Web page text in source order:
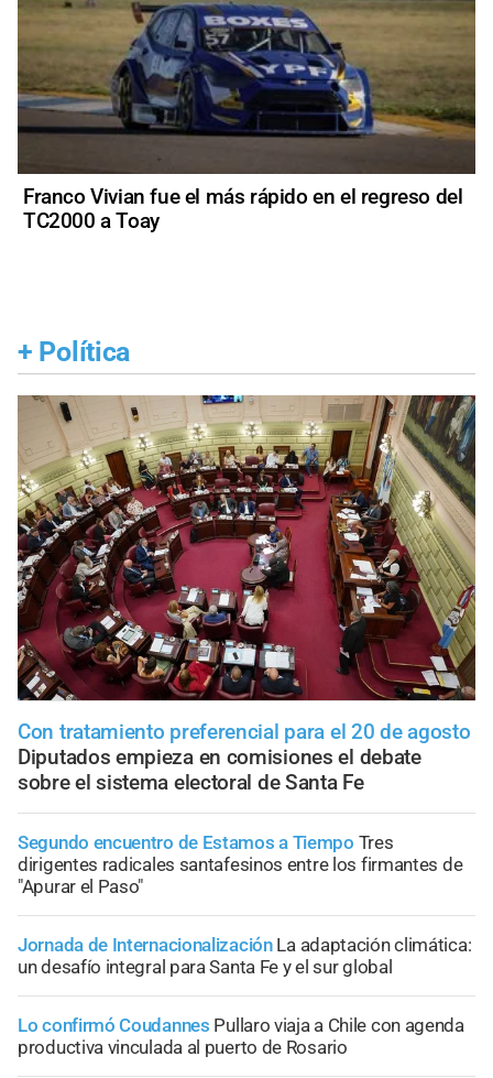
Franco Vivian fue el más rápido en el regreso del
TC2000 a Toay
+ Política
Con tratamiento preferencial para el 20 de agosto
Diputados empieza en comisiones el debate
sobre el sistema electoral de Santa Fe
Segundo encuentro de Estamos a Tiempo Tres
dirigentes radicales santafesinos entre los firmantes de
"Apurar el Paso"
Jornada de Internacionalización La adaptación climática:
un desafío integral para Santa Fe y el sur global
Lo confirmó Coudannes Pullaro viaja a Chile con agenda
productiva vinculada al puerto de Rosario